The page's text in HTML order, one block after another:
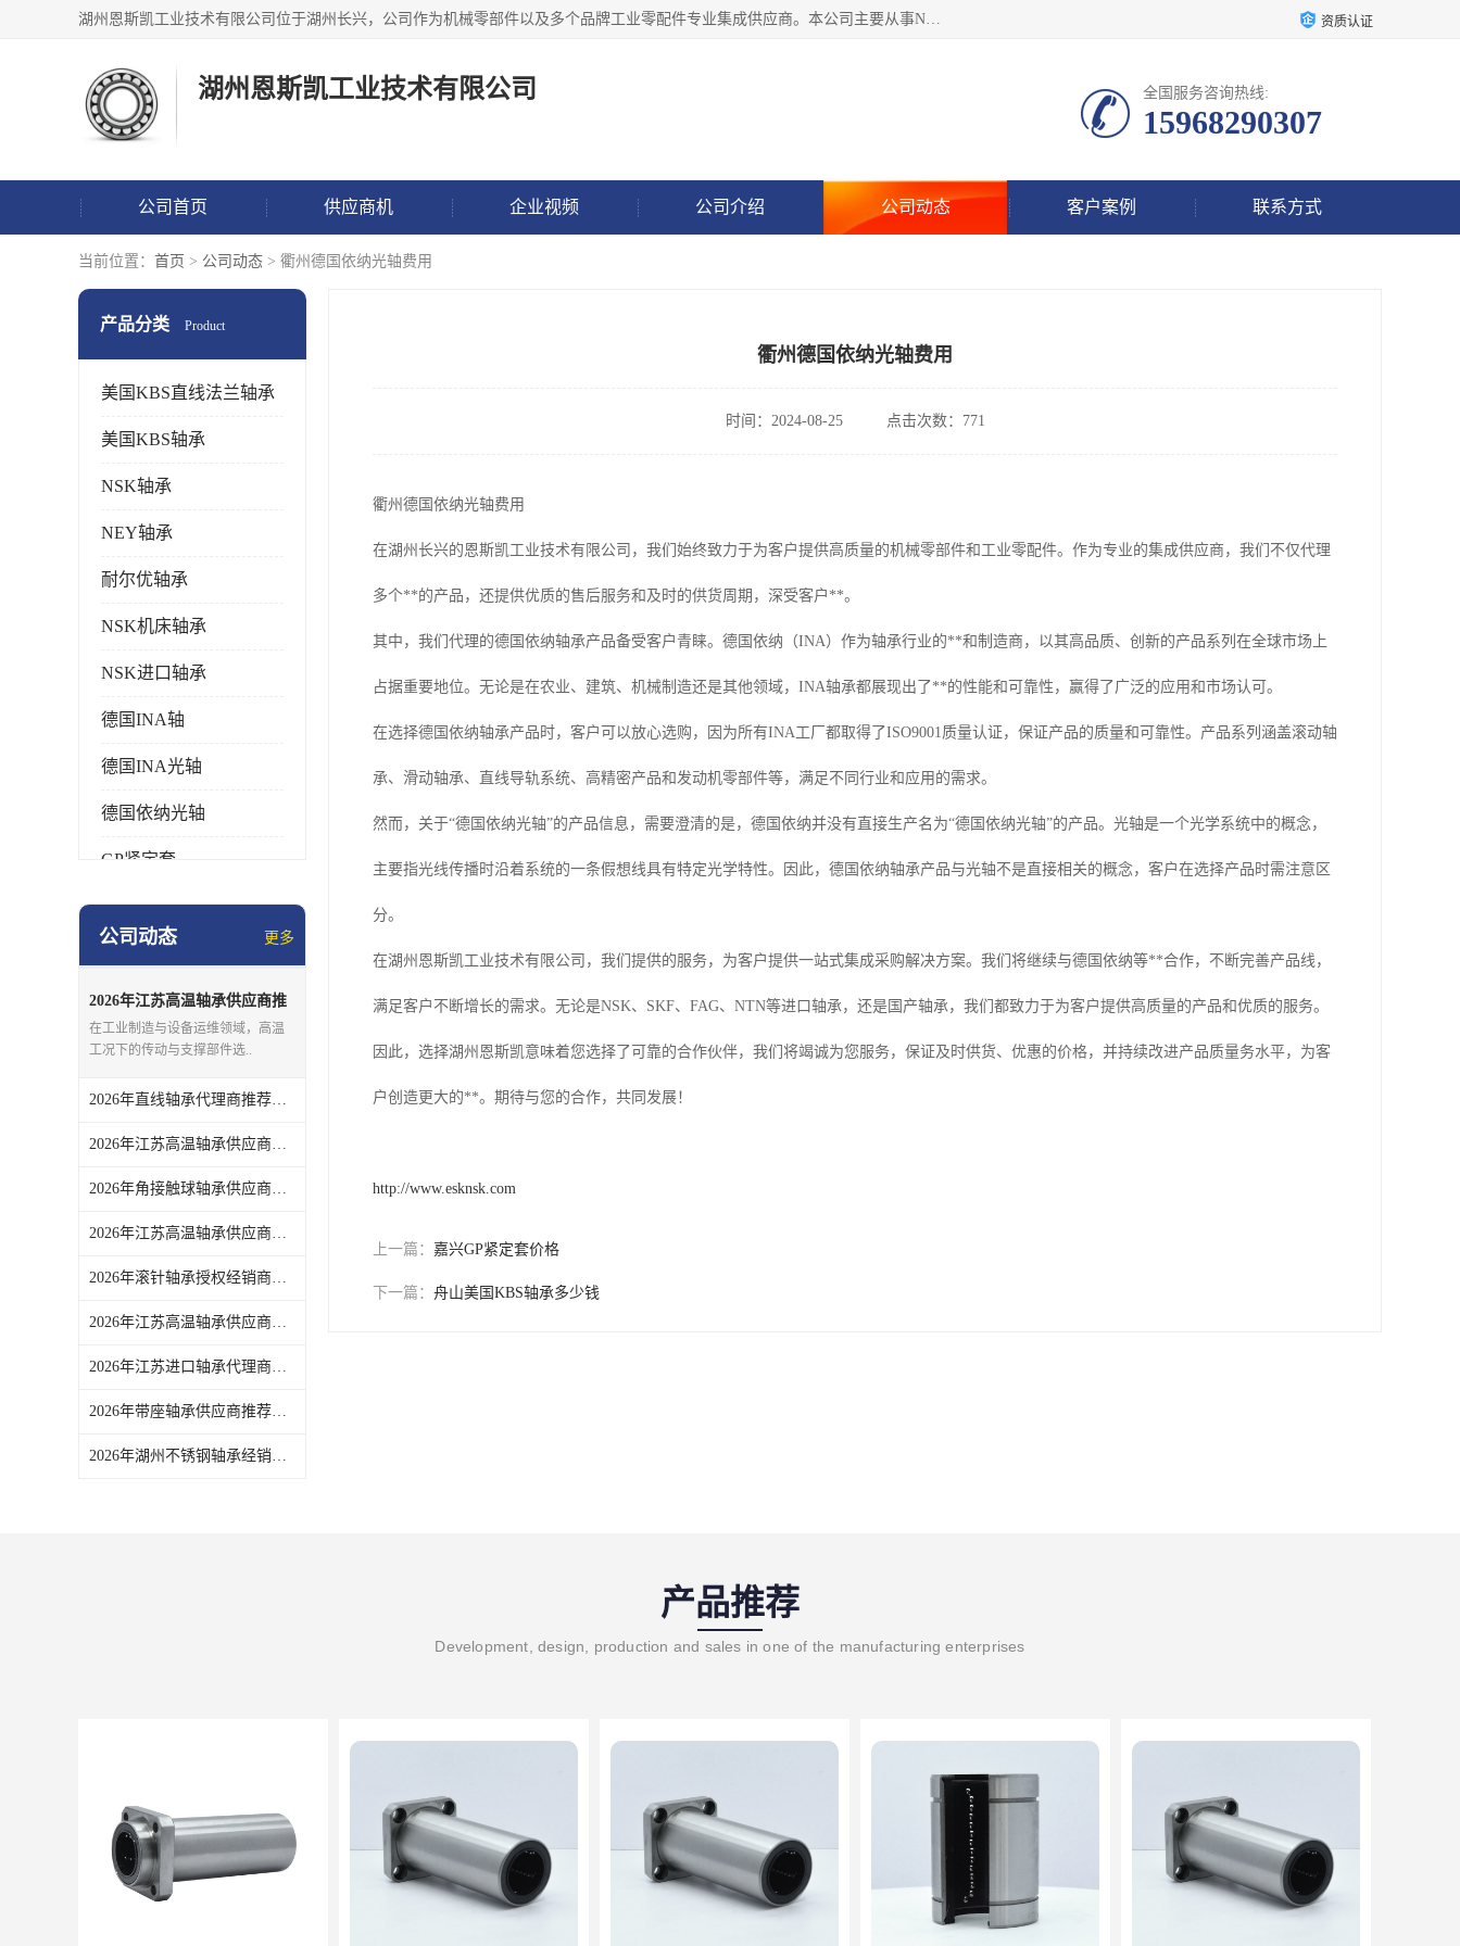
湖州恩斯凯工业技术有限公司位于湖州长兴，公司作为机械零部件以及多个品牌工业零配件专业集成供应商。本公司主要从事NSK进口轴承、SKF进口轴承、FAG进口轴承、NTN进口轴承、国产轴承：ZWZ、HRB、C&U轴承外球面轴承、导轨、丝杠、滑块、 润滑油、工业皮带及其他工业零部件的销售. 资质认证
湖州恩斯凯工业技术有限公司 全国服务咨询热线:
15968290307
公司首页 供应商机 企业视频 公司介绍 公司动态 客户案例 联系方式
当前位置： 首页 > 公司动态 > 衢州德国依纳光轴费用
产品分类 Product
美国KBS直线法兰轴承
美国KBS轴承
NSK轴承
NEY轴承
耐尔优轴承
NSK机床轴承
NSK进口轴承
德国INA轴
德国INA光轴
德国依纳光轴
GP紧定套
SKF轴承
日本NSK进口轴承
德国INA进口轴承
日本NTN进口轴承
闽台上银HIWIN滑块导轨
不锈钢轴承
进口轴承
美国KBS直线轴承
日本THK
自润滑铜套无油轴承
C&U人本轴承
公司动态 更多
2026年江苏高温轴承供应商推
荐：耐温选型与正品供应链一
站式解析
在工业制造与设备运维领域，高温
工况下的传动与支撑部件选..
2026年直线轴承代理商推荐，湖州恩斯凯一站式工业零配件供应解析
2026年江苏高温轴承供应商推荐：湖州恩斯凯工业技术有限公司
2026年角接触球轴承供应商推荐：一站式正品采购，高效运维优选
2026年江苏高温轴承供应商推荐：聚焦正品货源与技术服务能力
2026年滚针轴承授权经销商推荐：湖州恩斯凯一站式工业配件解析
2026年江苏高温轴承供应商推荐：湖州恩斯凯工业技术有限公司采购解析
2026年江苏进口轴承代理商推荐：品牌资源丰富，正品货源稳定
2026年带座轴承供应商推荐：湖州恩斯凯工业技术有限公司
2026年湖州不锈钢轴承经销商推荐：一站式工业配件配套服务解析
衢州德国依纳光轴费用
时间：2024-08-25 点击次数：771
衢州德国依纳光轴费用
在湖州长兴的恩斯凯工业技术有限公司，我们始终致力于为客户提供高质量的机械零部件和工业零配件。作为专业的集成供应商，我们不仅代理
多个**的产品，还提供优质的售后服务和及时的供货周期，深受客户**。
其中，我们代理的德国依纳轴承产品备受客户青睐。德国依纳（INA）作为轴承行业的**和制造商，以其高品质、创新的产品系列在全球市场上
占据重要地位。无论是在农业、建筑、机械制造还是其他领域，INA轴承都展现出了**的性能和可靠性，赢得了广泛的应用和市场认可。
在选择德国依纳轴承产品时，客户可以放心选购，因为所有INA工厂都取得了ISO9001质量认证，保证产品的质量和可靠性。产品系列涵盖滚动轴
承、滑动轴承、直线导轨系统、高精密产品和发动机零部件等，满足不同行业和应用的需求。
然而，关于“德国依纳光轴”的产品信息，需要澄清的是，德国依纳并没有直接生产名为“德国依纳光轴”的产品。光轴是一个光学系统中的概念，
主要指光线传播时沿着系统的一条假想线具有特定光学特性。因此，德国依纳轴承产品与光轴不是直接相关的概念，客户在选择产品时需注意区
分。
在湖州恩斯凯工业技术有限公司，我们提供的服务，为客户提供一站式集成采购解决方案。我们将继续与德国依纳等**合作，不断完善产品线，
满足客户不断增长的需求。无论是NSK、SKF、FAG、NTN等进口轴承，还是国产轴承，我们都致力于为客户提供高质量的产品和优质的服务。
因此，选择湖州恩斯凯意味着您选择了可靠的合作伙伴，我们将竭诚为您服务，保证及时供货、优惠的价格，并持续改进产品质量务水平，为客
户创造更大的**。期待与您的合作，共同发展！
http://www.esknsk.com
上一篇： 嘉兴GP紧定套价格
下一篇： 舟山美国KBS轴承多少钱
产品推荐
Development, design, production and sales in one of the manufacturing enterprises